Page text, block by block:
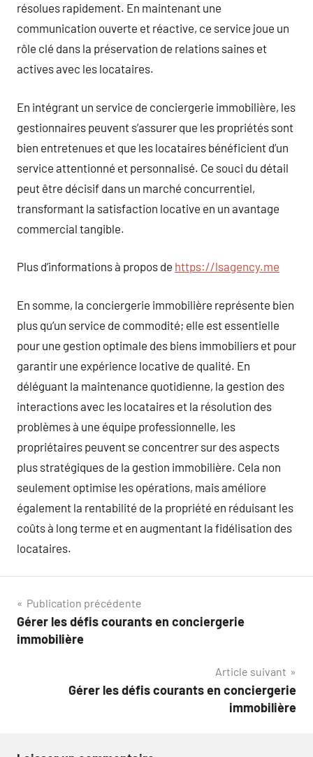
résolues rapidement. En maintenant une
communication ouverte et réactive, ce service joue un
rôle clé dans la préservation de relations saines et
actives avec les locataires.
En intégrant un service de conciergerie immobilière, les
gestionnaires peuvent s’assurer que les propriétés sont
bien entretenues et que les locataires bénéficient d’un
service attentionné et personnalisé. Ce souci du détail
peut être décisif dans un marché concurrentiel,
transformant la satisfaction locative en un avantage
commercial tangible.
Plus d’informations à propos de https://lsagency.me
En somme, la conciergerie immobilière représente bien
plus qu’un service de commodité; elle est essentielle
pour une gestion optimale des biens immobiliers et pour
garantir une expérience locative de qualité. En
déléguant la maintenance quotidienne, la gestion des
interactions avec les locataires et la résolution des
problèmes à une équipe professionnelle, les
propriétaires peuvent se concentrer sur des aspects
plus stratégiques de la gestion immobilière. Cela non
seulement optimise les opérations, mais améliore
également la rentabilité de la propriété en réduisant les
coûts à long terme et en augmentant la fidélisation des
locataires.
Navigation
de
Publication précédente
Gérer les défis courants en conciergerie
immobilière
Article suivant
Gérer les défis courants en conciergerie
immobilière